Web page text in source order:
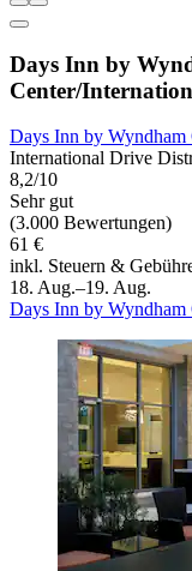
Days Inn by
Center/
Days Inn by
International Drive
8,2/10
Sehr gut
(3.000 Bewertungen)
61 €
inkl. Steuern &
18. Aug.–19. Aug.
Days Inn by